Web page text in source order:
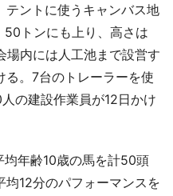
テントに使うキャンバス地
トンにも上り、高さは
場内には人工池まで設営す
る。7台のトレーラーを使
の建設作業員が12日かけ
年齢10歳の馬を計50頭
12分のパフォーマンスを